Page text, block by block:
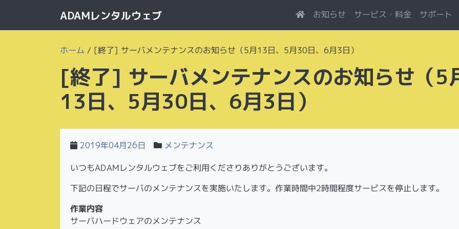
ADAMレンタルウェブ お知らせ サービス・料金 サポート
ホーム / [終了] サーバメンテナンスのお知らせ（5月13日、5月30日、6月3日）
[終了] サーバメンテナンスのお知らせ（5
13日、5月30日、6月3日）
2019年04月26日 メンテナンス
いつもADAMレンタルウェブをご利用くださりありがとうございます。
下記の日程でサーバのメンテナンスを実施いたします。作業時間中2時間程度サービスを停止します。
作業内容
サーバハードウェアのメンテナンス